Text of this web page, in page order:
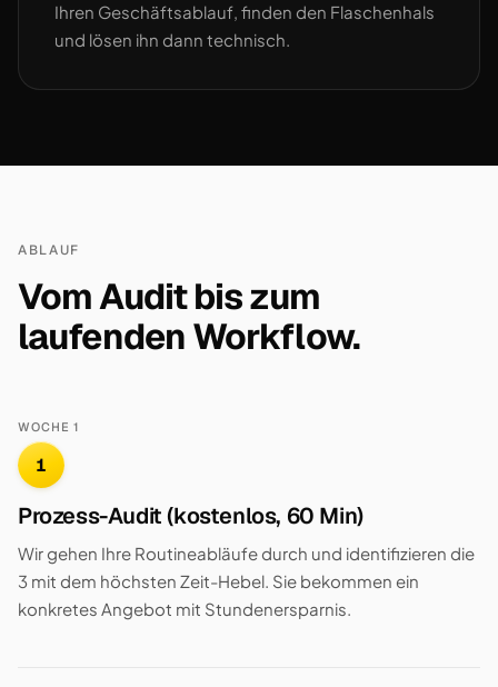
Ihren Geschäftsablauf, finden den Flaschenhals
und lösen ihn dann technisch.
ABLAUF
Vom Audit bis zum
laufenden Workflow.
WOCHE 1
1
Prozess-Audit (kostenlos, 60 Min)
Wir gehen Ihre Routineabläufe durch und identifizieren die
3 mit dem höchsten Zeit-Hebel. Sie bekommen ein
konkretes Angebot mit Stundenersparnis.